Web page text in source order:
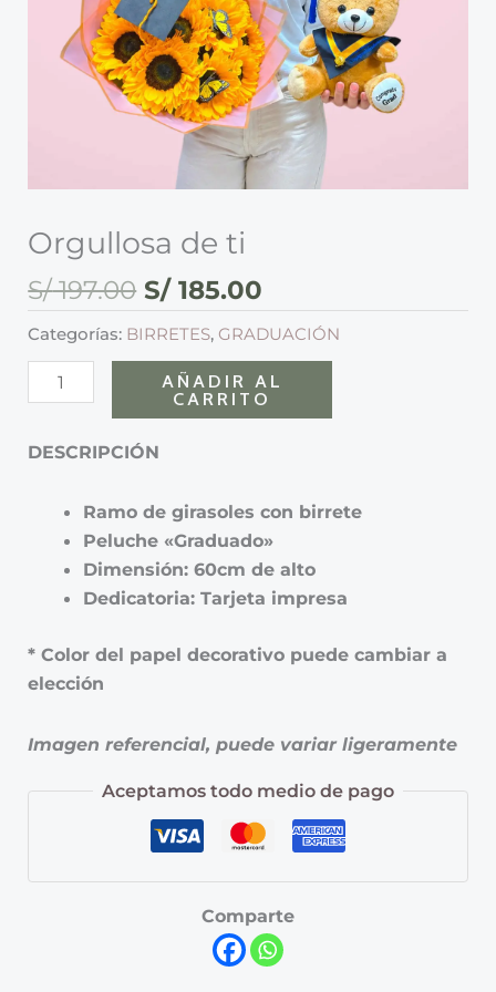
Orgullosa de ti
S/197.00 S/185.00
Categorías: BIRRETES, GRADUACIÓN
AÑADIR AL
CARRITO
DESCRIPCIÓN
Ramo de girasoles con birrete
Peluche «Graduado»
Dimensión: 60cm de alto
Dedicatoria: Tarjeta impresa
* Color del papel decorativo puede cambiar a
elección
Imagen referencial, puede variar ligeramente
Aceptamos todo medio de pago
Comparte